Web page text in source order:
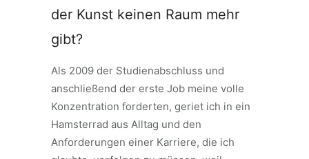
der Kunst keinen Raum mehr
gibt?
Als 2009 der Studienabschluss und
anschließend der erste Job meine volle
Konzentration forderten, geriet ich in ein
Hamsterrad aus Alltag und den
Anforderungen einer Karriere, die ich